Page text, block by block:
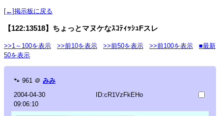
[←]掲示板に戻る
【122:13518】ちょっとマヌケなｽｺﾃｨｯｼｭFスレ
>>1～100を表示 >>前10を表示 >>前50を表示 >>前100を表示
■最新
50を表示
🐾 961 ＠ みみ
2004-04-30
09:06:10
ID:cR1VzFkEHo